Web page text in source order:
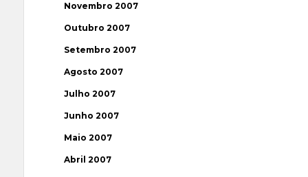
Novembro 2007
Outubro 2007
Setembro 2007
Agosto 2007
Julho 2007
Junho 2007
Maio 2007
Abril 2007